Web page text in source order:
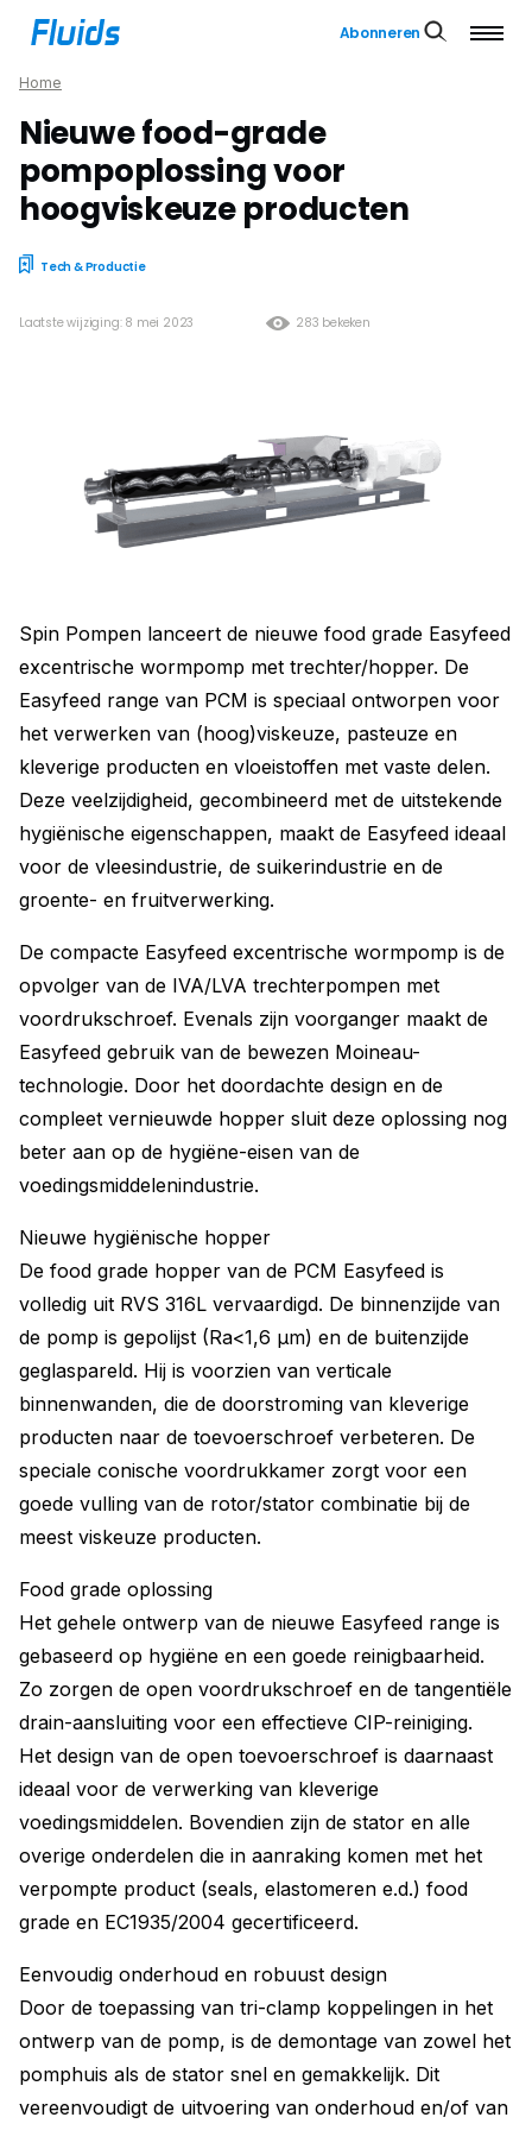
Abonneren
Home
Nieuwe food-grade
pompoplossing voor
hoogviskeuze producten
Tech & Productie
283 bekeken
Laatste wijziging: 8 mei 2023
Spin Pompen lanceert de nieuwe food grade Easyfeed
excentrische wormpomp met trechter/hopper. De
Easyfeed range van PCM is speciaal ontworpen voor
het verwerken van (hoog)viskeuze, pasteuze en
kleverige producten en vloeistoffen met vaste delen.
Deze veelzijdigheid, gecombineerd met de uitstekende
hygiënische eigenschappen, maakt de Easyfeed ideaal
voor de vleesindustrie, de suikerindustrie en de
groente- en fruitverwerking.
De compacte Easyfeed excentrische wormpomp is de
opvolger van de IVA/LVA trechterpompen met
voordrukschroef. Evenals zijn voorganger maakt de
Easyfeed gebruik van de bewezen Moineau-
technologie. Door het doordachte design en de
compleet vernieuwde hopper sluit deze oplossing nog
beter aan op de hygiëne-eisen van de
voedingsmiddelenindustrie.
Nieuwe hygiënische hopper
De food grade hopper van de PCM Easyfeed is
volledig uit RVS 316L vervaardigd. De binnenzijde van
de pomp is gepolijst (Ra<1,6 μm) en de buitenzijde
geglaspareld. Hij is voorzien van verticale
binnenwanden, die de doorstroming van kleverige
producten naar de toevoerschroef verbeteren. De
speciale conische voordrukkamer zorgt voor een
goede vulling van de rotor/stator combinatie bij de
meest viskeuze producten.
Food grade oplossing
Het gehele ontwerp van de nieuwe Easyfeed range is
gebaseerd op hygiëne en een goede reinigbaarheid.
Zo zorgen de open voordrukschroef en de tangentiële
drain-aansluiting voor een effectieve CIP-reiniging.
Het design van de open toevoerschroef is daarnaast
ideaal voor de verwerking van kleverige
voedingsmiddelen. Bovendien zijn de stator en alle
overige onderdelen die in aanraking komen met het
verpompte product (seals, elastomeren e.d.) food
grade en EC1935/2004 gecertificeerd.
Eenvoudig onderhoud en robuust design
Door de toepassing van tri-clamp koppelingen in het
ontwerp van de pomp, is de demontage van zowel het
pomphuis als de stator snel en gemakkelijk. Dit
vereenvoudigt de uitvoering van onderhoud en/of van